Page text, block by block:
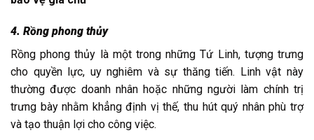
4. Rồng phong thủy
Rồng phong thủy là một trong những Tứ Linh, tượng trưng
cho quyền lực, uy nghiêm và sự thăng tiến. Linh vật này
thường được doanh nhân hoặc những người làm chính trị
trưng bày nhằm khẳng định vị thế, thu hút quý nhân phù trợ
và tạo thuận lợi cho công việc.